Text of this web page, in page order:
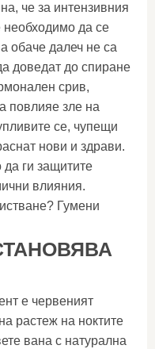
че за интензивния
необходимо да се
обаче далеч не са
доведат до спиране
срив,
повлияе зле на
се, чупещи
нови и здрави.
ги защитите
влияния.
Гумени
е червеният
растеж на ноктите
вана с натурална